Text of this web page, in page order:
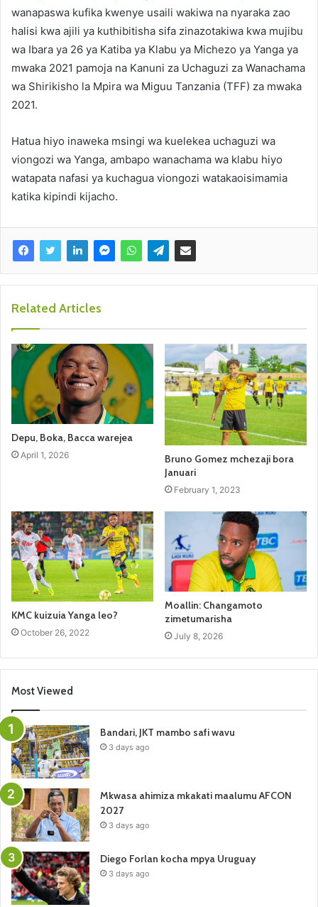
wanapaswa kufika kwenye usaili wakiwa na nyaraka zao
halisi kwa ajili ya kuthibitisha sifa zinazotakiwa kwa mujibu
wa Ibara ya 26 ya Katiba ya Klabu ya Michezo ya Yanga ya
mwaka 2021 pamoja na Kanuni za Uchaguzi za Wanachama
wa Shirikisho la Mpira wa Miguu Tanzania (TFF) za mwaka
2021.
Hatua hiyo inaweka msingi wa kuelekea uchaguzi wa
viongozi wa Yanga, ambapo wanachama wa klabu hiyo
watapata nafasi ya kuchagua viongozi watakaoisimamia
katika kipindi kijacho.
Related Articles
Depu, Boka, Bacca warejea
April 1, 2026
Bruno Gomez mchezaji bora
Januari
February 1, 2023
KMC kuizuia Yanga leo?
October 26, 2022
Moallin: Changamoto
zimetumarisha
July 8, 2026
Most Viewed
Bandari, JKT mambo safi wavu
3 days ago
Mkwasa ahimiza mkakati maalumu AFCON
2027
3 days ago
Diego Forlan kocha mpya Uruguay
3 days ago